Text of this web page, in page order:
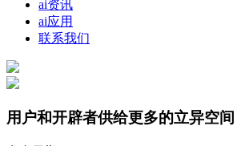
ai资讯
ai应用
联系我们
用户和开辟者供给更多的立异空间